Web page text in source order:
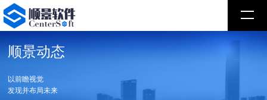
顺景动态
以前瞻视觉
发现并布局未来